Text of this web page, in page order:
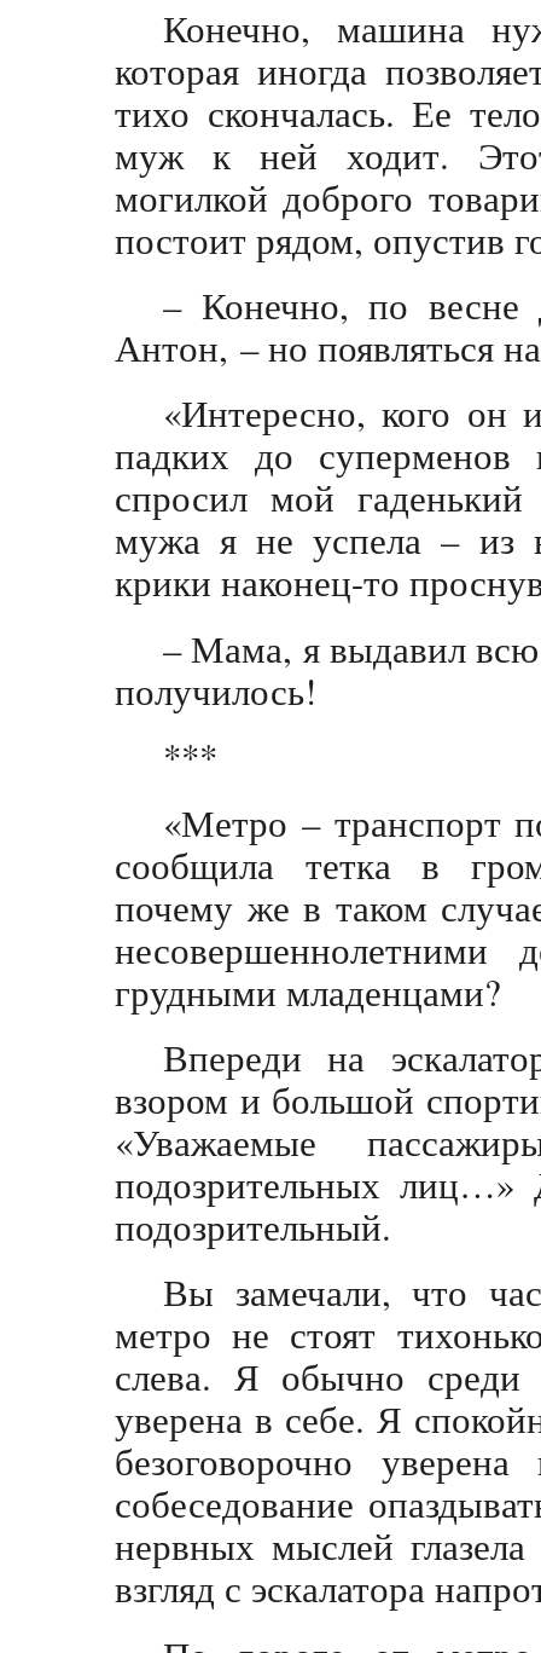
Конечно, машина
которая иногда
тихо скончалась. Ее
муж к ней ходит.
могилкой доброго
постоит рядом, опустив
– Конечно, по весне
Антон, – но появляться
«Интересно, кого он
падких до
спросил мой
мужа я не успела – из
крики наконец-то
– Мама, я выдавил
получилось!
***
«Метро – транспорт
сообщила тетка в
почему же в таком
грудными младенцами?
Впереди на
взором и большой
«Уважаемые
подозрительных лиц…»
подозрительный.
Вы замечали, что
метро не стоят
слева. Я обычно
уверена в себе. Я
безоговорочно
собеседование
нервных мыслей
взгляд с эскалатора